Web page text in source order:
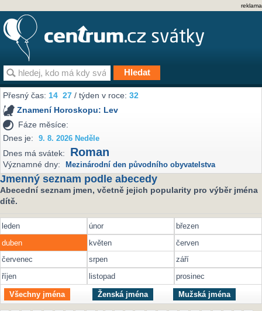
reklama
Přesný čas:14 27 / týden v roce:32
Znamení Horoskopu: Lev
Fáze měsíce:
Dnes je:
9. 8. 2026 Neděle
Dnes má svátek: Roman
Významné dny: Mezinárodní den původního obyvatelstva
Jmenný seznam podle abecedy
Abecední seznam jmen, včetně jejich popularity pro výběr jména
dítě.
leden únor
březen
duben
květen
červen
červenec
srpen
září
říjen
listopad prosinec
Všechny jména Ženská jména Mužská jména